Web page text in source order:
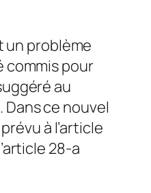
un problème
commis pour
au
Dans ce nouvel
à l’article
28-a